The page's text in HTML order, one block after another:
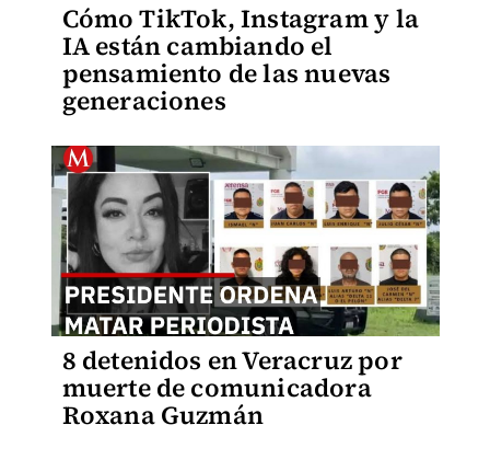
Cómo TikTok, Instagram y la
IA están cambiando el
pensamiento de las nuevas
generaciones
8 detenidos en Veracruz por
muerte de comunicadora
Roxana Guzmán